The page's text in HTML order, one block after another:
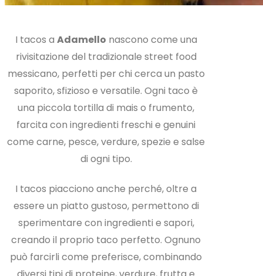
I tacos a Adamello nascono come una
rivisitazione del tradizionale street food
messicano, perfetti per chi cerca un pasto
saporito, sfizioso e versatile. Ogni taco è
una piccola tortilla di mais o frumento,
farcita con ingredienti freschi e genuini
come carne, pesce, verdure, spezie e salse
di ogni tipo.
I tacos piacciono anche perché, oltre a
essere un piatto gustoso, permettono di
sperimentare con ingredienti e sapori,
creando il proprio taco perfetto. Ognuno
può farcirli come preferisce, combinando